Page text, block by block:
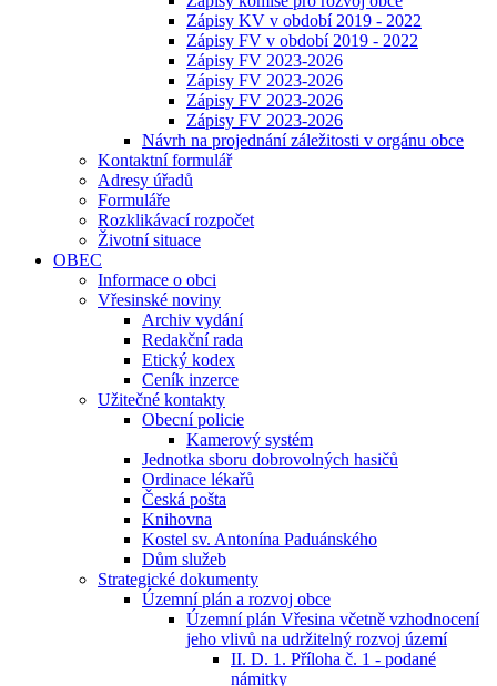
Zápisy KV v období 2019 - 2022
Zápisy FV v období 2019 - 2022
Zápisy FV 2023-2026
Zápisy FV 2023-2026
Zápisy FV 2023-2026
Zápisy FV 2023-2026
Návrh na projednání záležitosti v orgánu obce
Kontaktní formulář
Adresy úřadů
Formuláře
Rozklikávací rozpočet
Životní situace
OBEC
Informace o obci
Vřesinské noviny
Archiv vydání
Redakční rada
Etický kodex
Ceník inzerce
Užitečné kontakty
Obecní policie
Kamerový systém
Jednotka sboru dobrovolných hasičů
Ordinace lékařů
Česká pošta
Knihovna
Kostel sv. Antonína Paduánského
Dům služeb
Strategické dokumenty
Územní plán a rozvoj obce
Územní plán Vřesina včetně vzhodnocení
jeho vlivů na udržitelný rozvoj území
II. D. 1. Příloha č. 1 - podané
námitky